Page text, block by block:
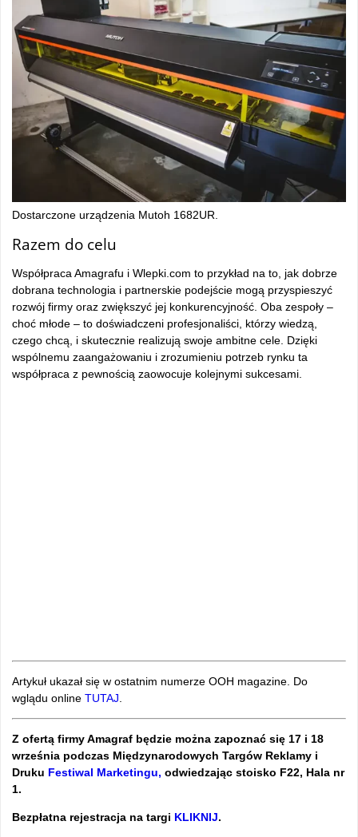
Dostarczone urządzenia Mutoh 1682UR.
Razem do celu
Współpraca Amagrafu i Wlepki.com to przykład na to, jak dobrze
dobrana technologia i partnerskie podejście mogą przyspieszyć
rozwój firmy oraz zwiększyć jej konkurencyjność. Oba zespoły –
choć młode – to doświadczeni profesjonaliści, którzy wiedzą,
czego chcą, i skutecznie realizują swoje ambitne cele. Dzięki
wspólnemu zaangażowaniu i zrozumieniu potrzeb rynku ta
współpraca z pewnością zaowocuje kolejnymi sukcesami.
Artykuł ukazał się w ostatnim numerze OOH magazine. Do
wglądu online TUTAJ
Z ofertą firmy Amagraf będzie można zapoznać się 17 i 18
września podczas Międzynarodowych Targów Reklamy i
Druku Festiwal Marketingu, odwiedzając stoisko F22, Hala nr
1.
Bezpłatna rejestracja na targi KLIKNIJ.